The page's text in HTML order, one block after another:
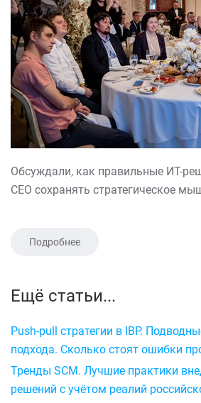
Обсуждали, как правильные ИТ-
CEO сохранять стратегическое
Подробнее
Ещё статьи...
Push-pull стратегии в IBP.
подхода. Сколько стоят ошибки
Тренды SCM. Лучшие практики
решений с учётом реалий